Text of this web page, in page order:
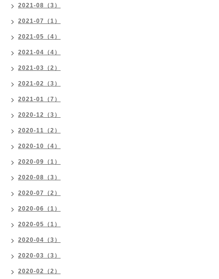
2021-08（3）
2021-07（1）
2021-05（4）
2021-04（4）
2021-03（2）
2021-02（3）
2021-01（7）
2020-12（3）
2020-11（2）
2020-10（4）
2020-09（1）
2020-08（3）
2020-07（2）
2020-06（1）
2020-05（1）
2020-04（3）
2020-03（3）
2020-02（2）